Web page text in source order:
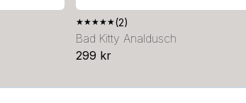
★★★★★(2)
Bad Kitty Analdusch
299 kr